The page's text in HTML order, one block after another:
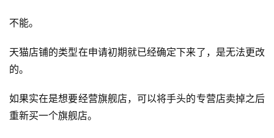
不能。
天猫店铺的类型在申请初期就已经确定下来了，是无法更改
的。
如果实在是想要经营旗舰店，可以将手头的专营店卖掉之后
重新买一个旗舰店。